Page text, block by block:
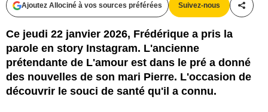
Ajoutez Allociné à vos sources préférées Suivez-nous
Ce jeudi 22 janvier 2026, Frédérique a pris la
parole en story Instagram. L'ancienne
prétendante de L'amour est dans le pré a donné
des nouvelles de son mari Pierre. L'occasion de
découvrir le souci de santé qu'il a connu.